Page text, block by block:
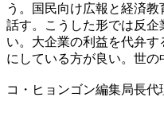
う。国民向け広報と経済
話す。こうした形では反
い。大企業の利益を代弁
にしている方が良い。世の
コ・ヒョンゴン編集局長代